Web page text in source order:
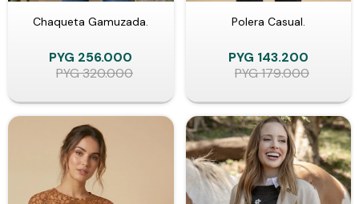
Chaqueta Gamuzada.
PYG 256.000
PYG320.000
Polera Casual.
PYG 143.200
PYG179.000